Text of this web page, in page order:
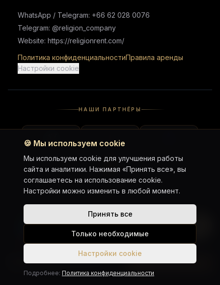
Harley-Davidson Sportster S Забронировать
WhatsApp / Telegram: +66 62 028 0076
Telegram: @religion_company
Website: https://religionrent.com/
Политика конфиденциальностиПравила аренды
Настройки cookie
НАШИ ПАРТНЁРЫ
Telegram Chat
Telegram Channel
Google Maps
Instagram
🍪 Мы используем cookie
Мы используем cookie для улучшения работы
сайта и аналитики. Нажимая «Принять все», вы
соглашаетесь на использование cookie.
Настройки можно изменить в любой момент.
Принять все
Только необходимые
Настройки cookie
Подробнее: Политика конфиденциальности